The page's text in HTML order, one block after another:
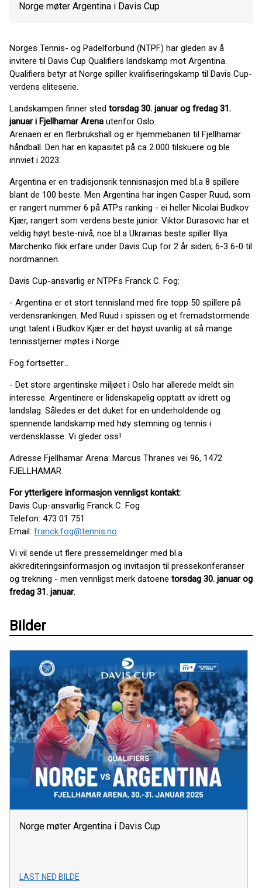
Norge møter Argentina i Davis Cup
Norges Tennis- og Padelforbund (NTPF) har gleden av å
invitere til Davis Cup Qualifiers landskamp mot Argentina.
Qualifiers betyr at Norge spiller kvalifiseringskamp til Davis Cup-
verdens eliteserie.
Landskampen finner sted torsdag 30. januar og fredag 31.
januar i Fjellhamar Arena utenfor Oslo.
Arenaen er en flerbrukshall og er hjemmebanen til Fjellhamar
håndball. Den har en kapasitet på ca 2.000 tilskuere og ble
innviet i 2023.
Argentina er en tradisjonsrik tennisnasjon med bl.a 8 spillere
blant de 100 beste. Men Argentina har ingen Casper Ruud, som
er rangert nummer 6 på ATPs ranking - ei heller Nicolai Budkov
Kjær, rangert som verdens beste junior. Viktor Durasovic har et
veldig høyt beste-nivå, noe bl.a Ukrainas beste spiller Illya
Marchenko fikk erfare under Davis Cup for 2 år siden; 6-3 6-0 til
nordmannen.
Davis Cup-ansvarlig er NTPFs Franck C. Fog:
- Argentina er et stort tennisland med fire topp 50 spillere på
verdensrankingen. Med Ruud i spissen og et fremadstormende
ungt talent i Budkov Kjær er det høyst uvanlig at så mange
tennisstjerner møtes i Norge.
Fog fortsetter...
- Det store argentinske miljøet i Oslo har allerede meldt sin
interesse. Argentinere er lidenskapelig opptatt av idrett og
landslag. Således er det duket for en underholdende og
spennende landskamp med høy stemning og tennis i
verdensklasse. Vi gleder oss!
Adresse Fjellhamar Arena: Marcus Thranes vei 96, 1472
FJELLHAMAR
For ytterligere informasjon vennligst kontakt:
Davis Cup-ansvarlig Franck C. Fog
Telefon: 473 01 751
Email: franck.fog@tennis.no
Vi vil sende ut flere pressemeldinger med bl.a
akkrediteringsinformasjon og invitasjon til pressekonferanser
og trekning - men vennligst merk datoene torsdag 30. januar og
fredag 31. januar.
Bilder
Norge møter Argentina i Davis Cup
LAST NED BILDE